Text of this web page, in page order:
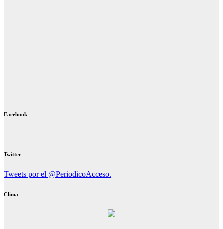
Facebook
Twitter
Tweets por el @PeriodicoAcceso.
Clima